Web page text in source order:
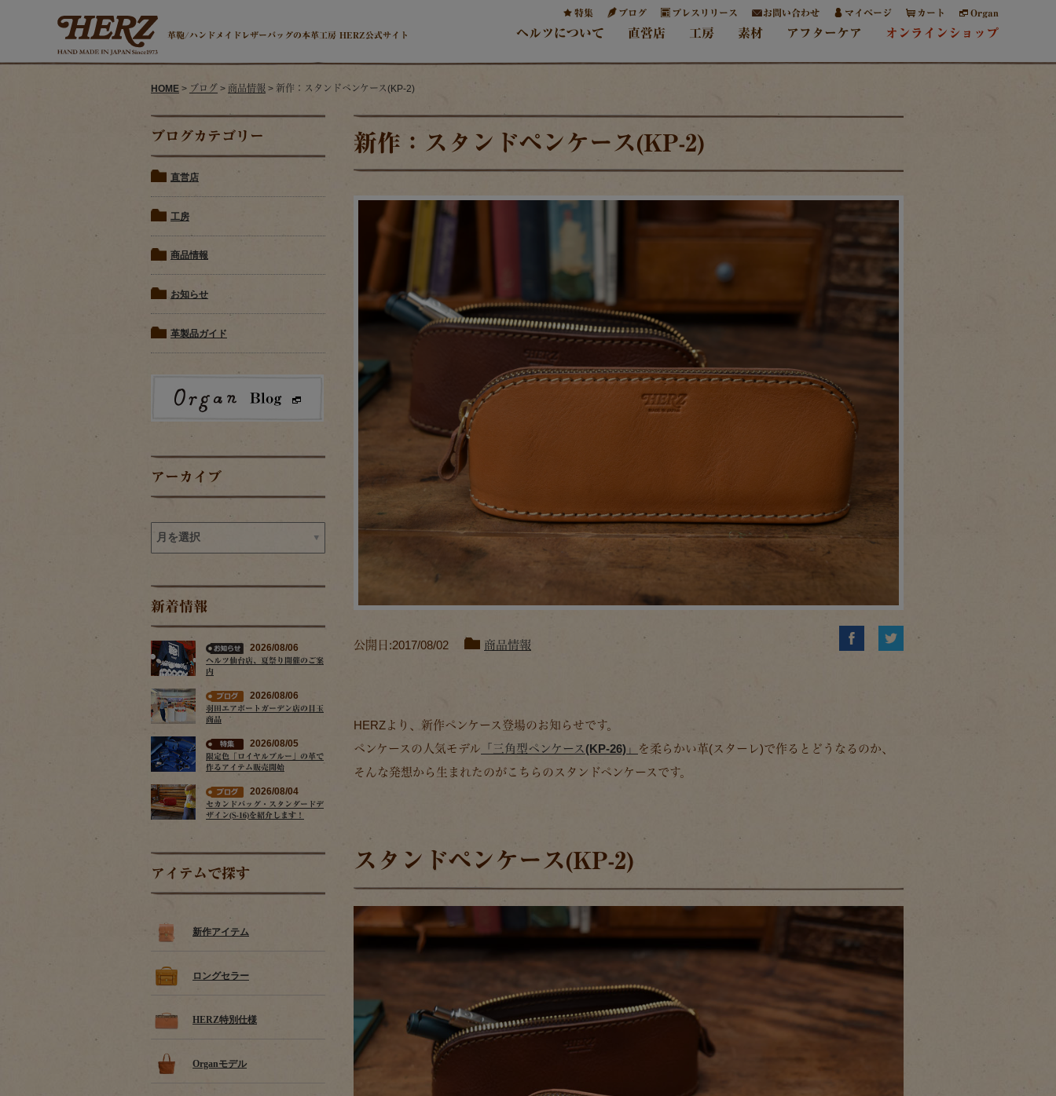
革鞄/ハンドメイドレザーバッグの本革工房 HERZ公式サイト
特集 ブログ プレスリリース お問い合わせ マイページ カート Organ
ヘルツについて 直営店 工房 素材 アフターケア オンラインショップ
HOME > ブログ > 商品情報 > 新作：スタンドペンケース(KP-2)
ブログカテゴリー
直営店
工房
商品情報
お知らせ
革製品ガイド
アーカイブ
新着情報
2026/08/06
ヘルツ仙台店、夏祭り開催のご案
内
2026/08/06
羽田エアポートガーデン店の目玉
商品
2026/08/05
限定色「ロイヤルブルー」の革で
作るアイテム販売開始
2026/08/04
セカンドバッグ・スタンダードデ
ザイン(S-16)を紹介します！
アイテムで探す
新作アイテム
ロングセラー
HERZ特別仕様
Organモデル
新作：スタンドペンケース(KP-2)
公開日:2017/08/02 商品情報
HERZより、新作ペンケース登場のお知らせです。
ペンケースの人気モデル 「三角型ペンケース(KP-26)」
を柔らかい革(スターレ)で作るとどうなるのか、
そんな発想から生まれたのがこちらのスタンドペンケースです。
スタンドペンケース(KP-2)